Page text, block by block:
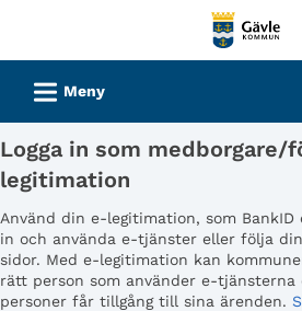
tjänster
Gävle
kommun
L Meny
Logga in som medborgare/
legitimation
Använd din e-legitimation, som BankID
in och använda e-tjänster eller följa
sidor. Med e-legitimation kan
rätt person som använder e-tjänsterna
personer får tillgång till sina ärenden.